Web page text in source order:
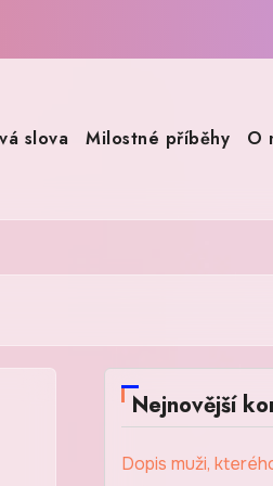
slova Milostné příběhy O
Nejnovější
Dopis muži,